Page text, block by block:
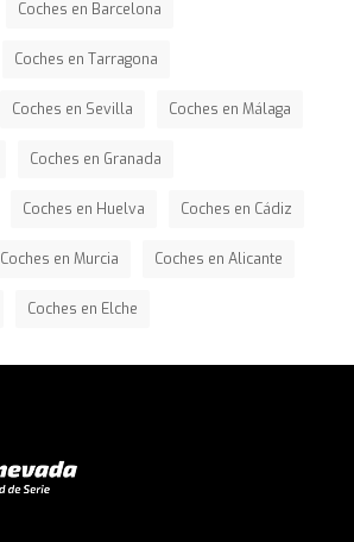
Coches en Barcelona
Coches en Tarragona
Coches en Sevilla Coches en Málaga
Coches en Granada
Coches en Huelva Coches en Cádiz
Coches en Murcia Coches en Alicante
Coches en Elche